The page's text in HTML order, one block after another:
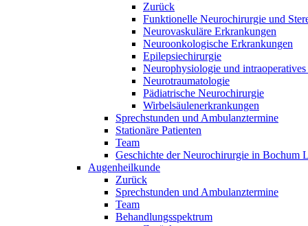
Zurück
Funktionelle Neurochirurgie und
Neurovaskuläre Erkrankungen
Neuroonkologische Erkrankungen
Epilepsiechirurgie
Neurophysiologie und
Neurotraumatologie
Pädiatrische Neurochirurgie
Wirbelsäulenerkrankungen
Sprechstunden und Ambulanztermine
Stationäre Patienten
Team
Geschichte der Neurochirurgie in Bochum
Augenheilkunde
Zurück
Sprechstunden und Ambulanztermine
Team
Behandlungsspektrum